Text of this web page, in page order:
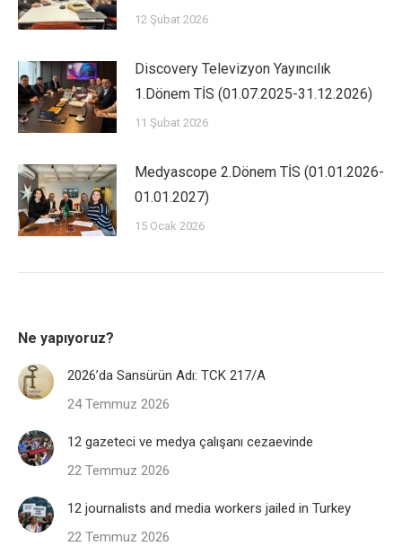
12 Şubat 2026
Discovery Televizyon Yayıncılık
1.Dönem TİS (01.07.2025-31.12.2026)
11 Şubat 2026
Medyascope 2.Dönem TİS (01.01.2026-
01.01.2027)
15 Ocak 2026
Ne yapıyoruz?
2026’da Sansürün Adı: TCK 217/A
24 Temmuz 2026
12 gazeteci ve medya çalışanı cezaevinde
22 Temmuz 2026
12 journalists and media workers jailed in Turkey
22 Temmuz 2026